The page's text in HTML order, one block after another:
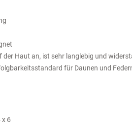
der Haut an, ist sehr langlebig und
für Daunen und
6